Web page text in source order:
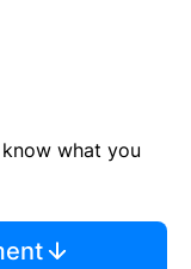
what you